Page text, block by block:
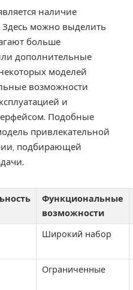
наличие
можно выделить
больше
дополнительные
моделей
возможности
и
Подобные
привлекательной
подбирающей
Функциональные
возможности
Широкий набор
Ограниченные